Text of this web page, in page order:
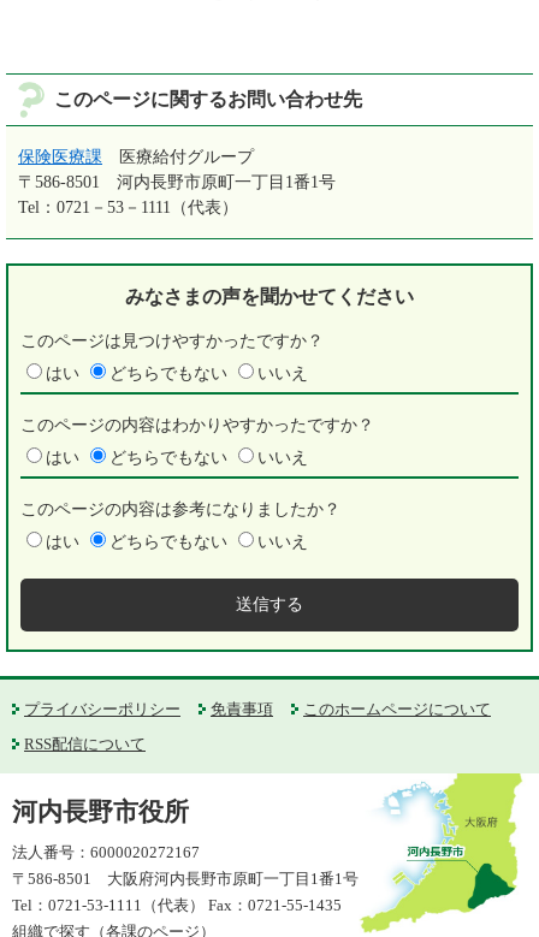
このページに関するお問い合わせ先
保険医療課
医療給付グループ
〒586-8501
河内長野市原町一丁目1番1号
Tel：0721－53－1111（代表）
みなさまの声を聞かせてください
このページは見つけやすかったですか？
はい
どちらでもない いいえ
このページの内容はわかりやすかったですか？
はい
どちらでもない いいえ
このページの内容は参考になりましたか？
はい
どちらでもない いいえ
プライバシーポリシー 免責事項
このホームページについて
RSS配信について
河内長野市役所
法人番号：6000020272167
〒586-8501 大阪府河内長野市原町一丁目1番1号
Tel：0721-53-1111（代表） Fax：0721-55-1435
組織で探す（各課のページ）